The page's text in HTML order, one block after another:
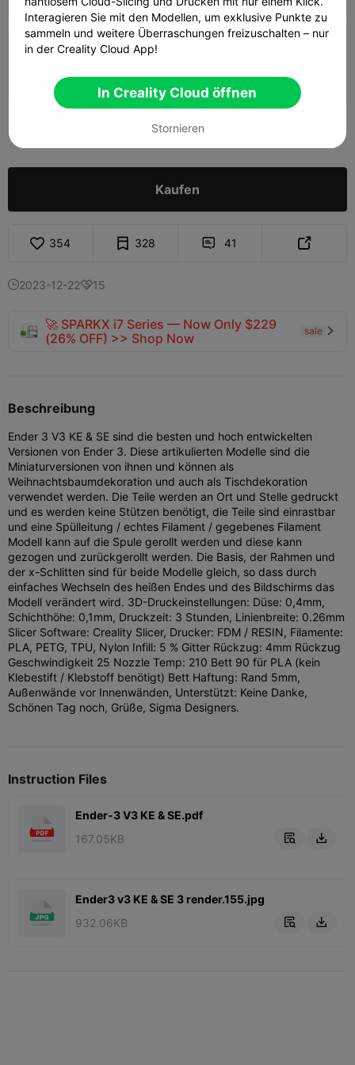
0,2 mm Schicht, 3 Wände, 15% Füllung
 01h 48m  2 plates  270.76g
300
Kaufen
354 328  41 
2023-12-2215
🚀 SPARKX i7 Series — Now Only $229
(26% OFF) >> Shop Now
sale 
Beschreibung
Ender 3 V3 KE & SE sind die besten und hoch entwickelten
Versionen von Ender 3. Diese artikulierten Modelle sind die
Miniaturversionen von ihnen und können als
Weihnachtsbaumdekoration und auch als Tischdekoration
verwendet werden. Die Teile werden an Ort und Stelle gedruckt
und es werden keine Stützen benötigt, die Teile sind einrastbar
und eine Spülleitung / echtes Filament / gegebenes Filament
Modell kann auf die Spule gerollt werden und diese kann
gezogen und zurückgerollt werden. Die Basis, der Rahmen und
der x-Schlitten sind für beide Modelle gleich, so dass durch
einfaches Wechseln des heißen Endes und des Bildschirms das
Modell verändert wird. 3D-Druckeinstellungen: Düse: 0,4mm,
Schichthöhe: 0,1mm, Druckzeit: 3 Stunden, Linienbreite: 0.26mm
Slicer Software: Creality Slicer, Drucker: FDM / RESIN, Filamente:
PLA, PETG, TPU, Nylon Infill: 5 % Gitter Rückzug: 4mm Rückzug
Geschwindigkeit 25 Nozzle Temp: 210 Bett 90 für PLA (kein
Klebestift / Klebstoff benötigt) Bett Haftung: Rand 5mm,
Außenwände vor Innenwänden, Unterstützt: Keine Danke,
Schönen Tag noch, Grüße, Sigma Designers.
Instruction Files
Ender-3 V3 KE & SE.pdf
167.05KB
 
Ender3 v3 KE & SE 3 render.155.jpg
932.06KB
 
Interagieren Sie mit den Modellen, um exklusive Punkte zu
sammeln und weitere Überraschungen freizuschalten – nur
in der Creality Cloud App!
In Creality Cloud öffnen
Stornieren